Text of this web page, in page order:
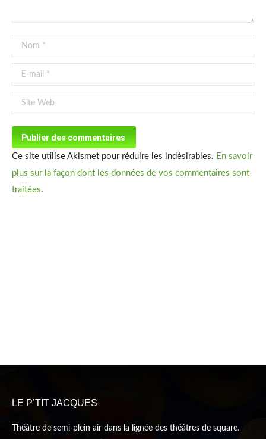
Nom *
E-mail *
Site Web
Publier des commentaires
Ce site utilise Akismet pour réduire les indésirables. En savoir
plus sur la façon dont les données de vos commentaires sont
traitées.
LE P’TIT JACQUES
Théâtre de semi-plein air dans la lignée des théâtres de square.